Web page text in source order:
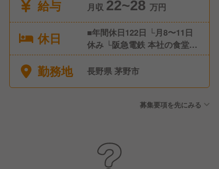
給与
月収 22~28 万円
休日
■年間休日122日 └月8〜11日
休み └阪急電鉄 本社の食堂は
土日祝休み ■希望休制度 ■有
給休暇(社内規定有) ■特別休暇
勤務地 長野県 茅野市
募集要項を先にみる